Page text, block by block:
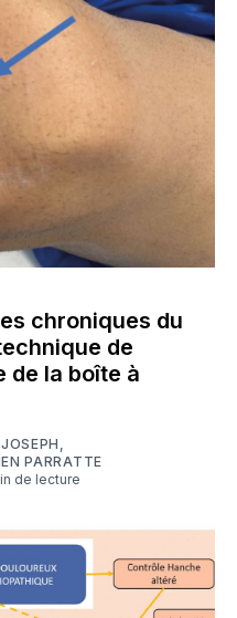
chroniques du
de
de la boîte à
,
PARRATTE
de lecture